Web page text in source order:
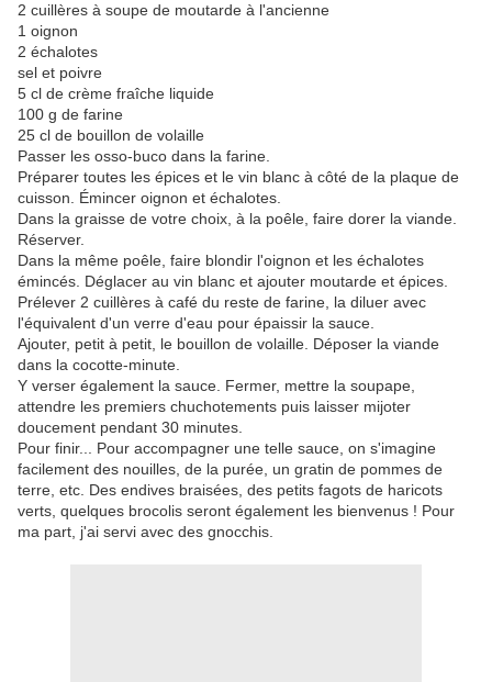
2 cuillères à soupe de moutarde à l'ancienne
1 oignon
2 échalotes
sel et poivre
5 cl de crème fraîche liquide
100 g de farine
25 cl de bouillon de volaille
Passer les osso-buco dans la farine.
Préparer toutes les épices et le vin blanc à côté de la plaque de
cuisson. Émincer oignon et échalotes.
Dans la graisse de votre choix, à la poêle, faire dorer la viande.
Réserver.
Dans la même poêle, faire blondir l'oignon et les échalotes
émincés. Déglacer au vin blanc et ajouter moutarde et épices.
Prélever 2 cuillères à café du reste de farine, la diluer avec
l'équivalent d'un verre d'eau pour épaissir la sauce.
Ajouter, petit à petit, le bouillon de volaille. Déposer la viande
dans la cocotte-minute.
Y verser également la sauce. Fermer, mettre la soupape,
attendre les premiers chuchotements puis laisser mijoter
doucement pendant 30 minutes.
Pour finir... Pour accompagner une telle sauce, on s'imagine
facilement des nouilles, de la purée, un gratin de pommes de
terre, etc. Des endives braisées, des petits fagots de haricots
verts, quelques brocolis seront également les bienvenus ! Pour
ma part, j'ai servi avec des gnocchis.